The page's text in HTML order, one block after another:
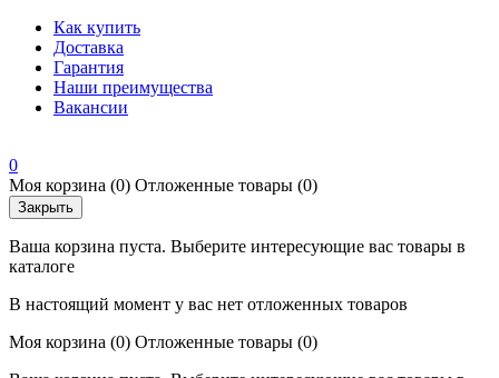
Как купить
Доставка
Гарантия
Наши преимущества
Вакансии
0
Моя корзина (0) Отложенные товары (0)
Закрыть
Ваша корзина пуста. Выберите интересующие вас товары в
каталоге
В настоящий момент у вас нет отложенных товаров
Моя корзина (0) Отложенные товары (0)